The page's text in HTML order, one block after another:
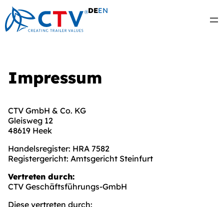
Zum
Inhalt
springen
DEEN
Impressum
CTV GmbH & Co. KG
Gleisweg 12
48619 Heek
Handelsregister: HRA 7582
Registergericht: Amtsgericht Steinfurt
Vertreten durch:
CTV Geschäftsführungs-GmbH
Diese vertreten durch: